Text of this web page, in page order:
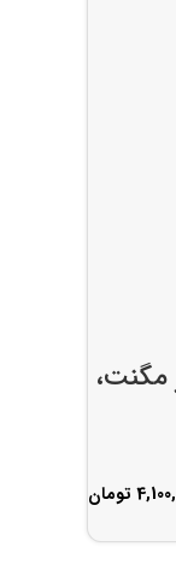
مگنت،
تومان